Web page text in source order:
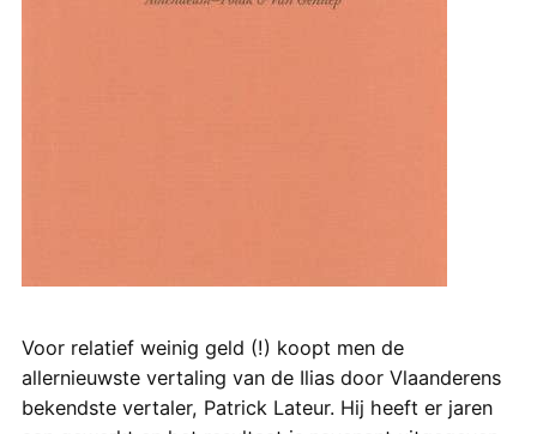
Voor relatief weinig geld (!) koopt men de
allernieuwste vertaling van de Ilias door Vlaanderens
bekendste vertaler, Patrick Lateur. Hij heeft er jaren